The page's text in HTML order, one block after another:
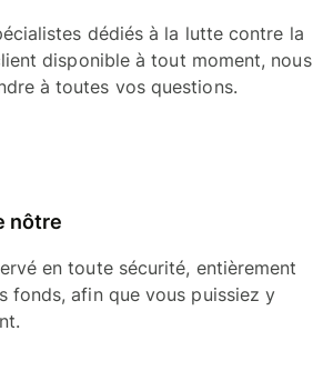
dédiés à la lutte contre la
disponible à tout moment, nous
à toutes vos questions.
nôtre
en toute sécurité, entièrement
fonds, afin que vous puissiez y